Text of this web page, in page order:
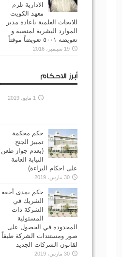
الادارية تلزم
معهد الكويت
للابحاث العلمية باعادة مدير
الموارد البشرية لمنصبة و
تعويضه ٥٠٠١ تعويضاً موقتاً
19 سبتمبر، 2016
أبرز الاحكام
1 مايو، 2019
حكم محكمة
تمييز الجنح
(بعدم جواز طعن
النيابة العامة
على احكام البراءة)
30 مارس، 2019
حكم بمدى أحقة
الشريك في
الشركة ذات
المسئولية
المحدودة في الحصول على
صور ومستندات الشركة طبقاً
لقانون الشركات الجديد
30 مارس، 2019